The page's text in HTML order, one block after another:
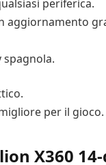
periferica.
aggiornamento
spagnola.
per il gioco.
X360